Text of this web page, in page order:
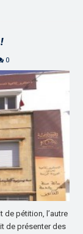
0
de pétition, l’autre
de présenter des